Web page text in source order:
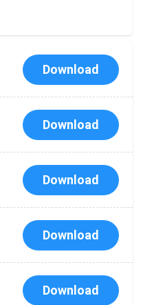
Download
Download
Download
Download
Download